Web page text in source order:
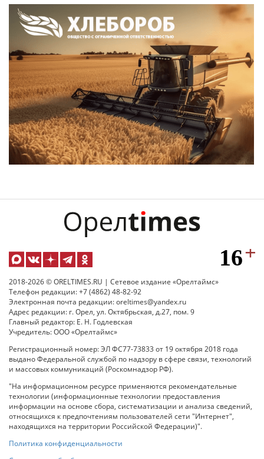
2018-2026 © ORELTIMES.RU | Сетевое издание «Орелтаймс»
Телефон редакции: +7 (4862) 48-82-92
Электронная почта редакции: oreltimes@yandex.ru
Адрес редакции: г. Орел, ул. Октябрьская, д.27, пом. 9
Главный редактор: Е. Н. Годлевская
Учредитель: ООО «Орелтаймс»
Регистрационный номер: ЭЛ ФС77-73833 от 19 октября 2018 года
выдано Федеральной службой по надзору в сфере связи, технологий
и массовых коммуникаций (Роскомнадзор РФ).
"На информационном ресурсе применяются рекомендательные
технологии (информационные технологии предоставления
информации на основе сбора, систематизации и анализа сведений,
относящихся к предпочтениям пользователей сети "Интернет",
находящихся на территории Российской Федерации)".
Политика конфиденциальности